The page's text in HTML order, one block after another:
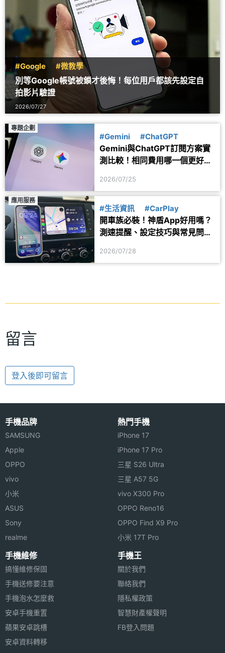
#Google #微教學
別等Google帳號被鎖才後悔！每位用戶都該先設定自
拍影片驗證
2026/07/27
專題企劃
#Gemini #ChatGPT
Gemini與ChatGPT訂閱方案實
測比較！相同費用哪一個更好
2026/07/25
應用服務
#生活資訊 #CarPlay
開車族必裝！神盾App好用嗎？
測速提醒、設定技巧與常見問題
2026/07/28
留言
登入後即可留言
手機品牌
SAMSUNG
Apple
OPPO
vivo
小米
ASUS
Sony
realme
熱門手機
iPhone 17
iPhone 17 Pro
三星 S26 Ultra
三星 A57 5G
vivo X300 Pro
OPPO Reno16
OPPO Find X9 Pro
小米 17T Pro
手機維修
搞懂維修保固
手機送修要注意
手機泡水怎麼救
安卓手機重置
蘋果安卓跳槽
安卓資料轉移
手機王
關於我們
聯絡我們
隱私權政策
智慧財產權聲明
FB登入問題